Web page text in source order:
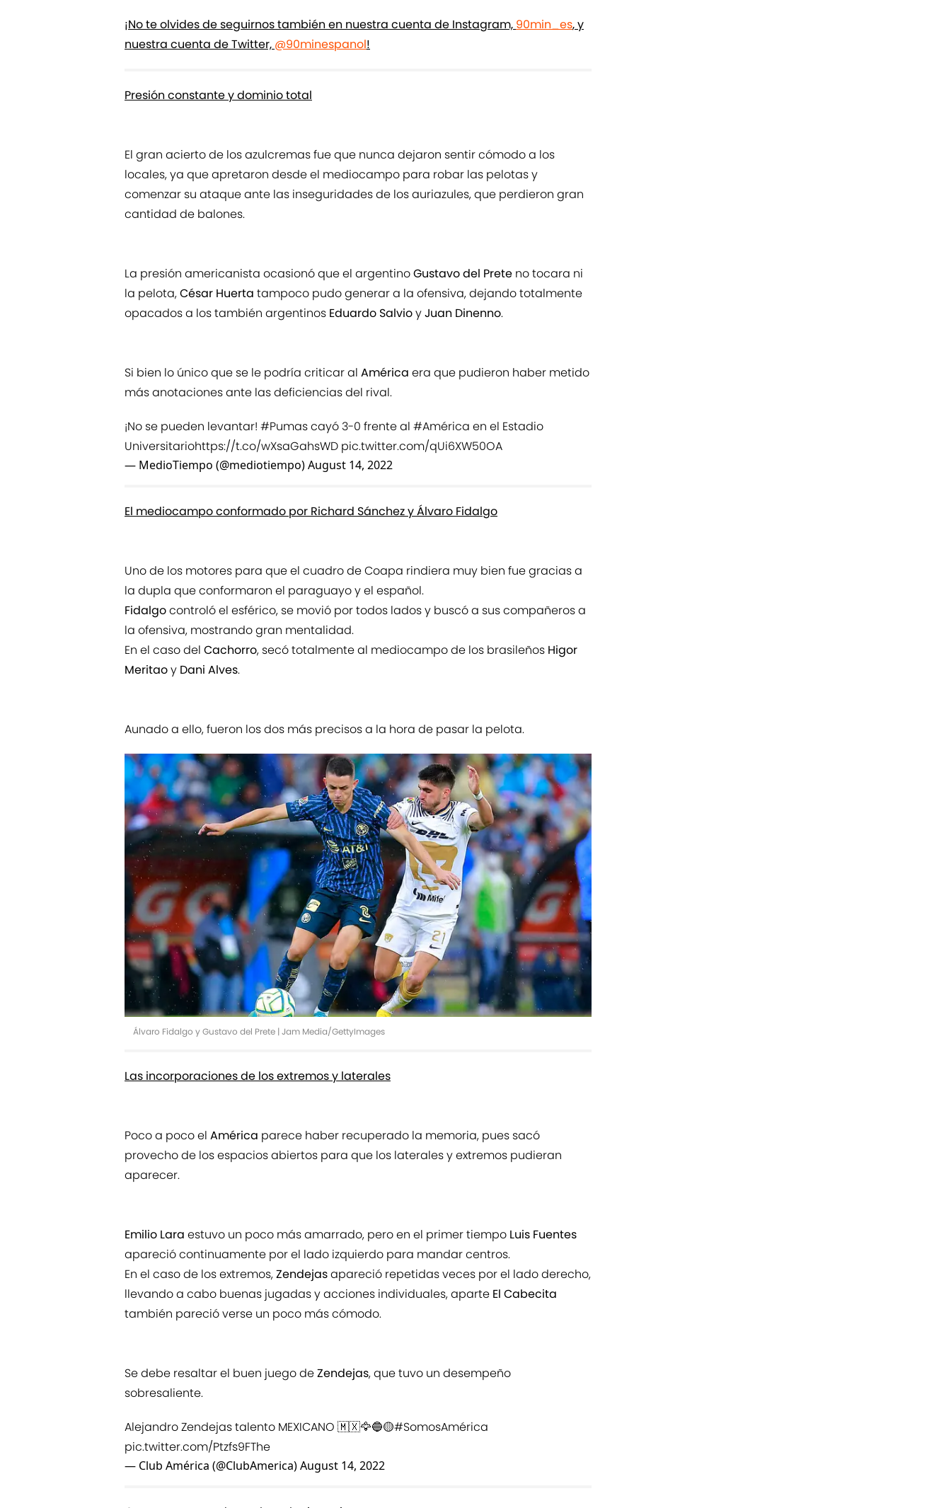
¡No te olvides de seguirnos también en nuestra cuenta de Instagram, 90min_es, y
nuestra cuenta de Twitter, @90minespanol!
Presión constante y dominio total
El gran acierto de los azulcremas fue que nunca dejaron sentir cómodo a los
locales, ya que apretaron desde el mediocampo para robar las pelotas y
comenzar su ataque ante las inseguridades de los auriazules, que perdieron gran
cantidad de balones.
La presión americanista ocasionó que el argentinoGustavo del Prete no tocara ni
la pelota,César Huerta tampoco pudo generar a la ofensiva, dejando totalmente
opacados a los también argentinos Eduardo SalvioyJuan Dinenno.
Si bien lo único que se le podría criticar al América era que pudieron haber metido
más anotaciones ante las deficiencias del rival.
¡No se pueden levantar! #Pumascayó 3-0 frente al #América en el Estadio
Universitariohttps://t.co/wXsaGahsWD pic.twitter.com/qUi6XW50OA
— MedioTiempo (@mediotiempo)August 14, 2022
El mediocampo conformado por Richard Sánchez y Álvaro Fidalgo
Uno de los motores para que el cuadro de Coapa rindiera muy bien fue gracias a
la dupla que conformaron el paraguayo y el español.
Fidalgocontroló el esférico, se movió por todos lados y buscó a sus compañeros a
la ofensiva, mostrando gran mentalidad.
En el caso del Cachorro, secó totalmente al mediocampo de los brasileños Higor
Meritaoy Dani Alves.
Aunado a ello, fueron los dos más precisos a la hora de pasar la pelota.
Álvaro Fidalgo y Gustavo del Prete | Jam Media/GettyImages
Las incorporaciones de los extremos y laterales
Poco a poco el América parece haber recuperado la memoria, pues sacó
provecho de los espacios abiertos para que los laterales y extremos pudieran
aparecer.
Emilio Lara estuvo un poco más amarrado, pero en el primer tiempo Luis Fuentes
apareció continuamente por el lado izquierdo para mandar centros.
En el caso de los extremos,Zendejasapareció repetidas veces por el lado derecho,
llevando a cabo buenas jugadas y acciones individuales, aparte El Cabecita
también pareció verse un poco más cómodo.
Se debe resaltar el buen juego deZendejas, que tuvo un desempeño
sobresaliente.
Alejandro Zendejas talento MEXICANO 🇲🇽🦅🔵🟡#SomosAmérica
pic.twitter.com/Ptzfs9FThe
— Club América (@ClubAmerica)August 14, 2022